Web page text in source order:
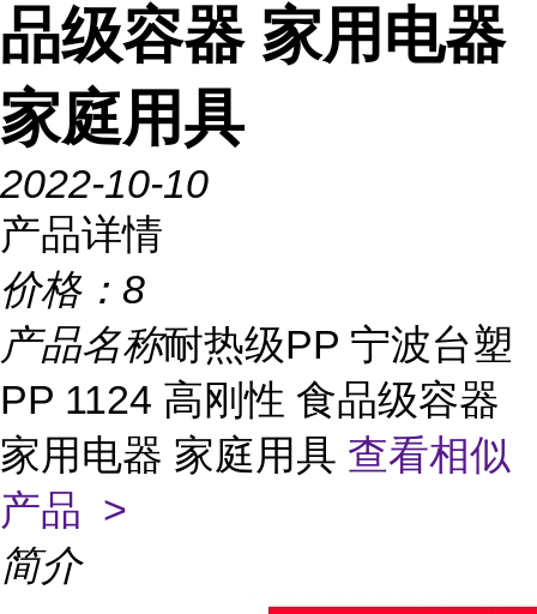
品级容器 家用电器
家庭用具
2022-10-10
产品详情
价格： 8
产品名称耐热级PP 宁波台塑
PP 1124 高刚性 食品级容器
家用电器 家庭用具 查看相似
产品 >
简介